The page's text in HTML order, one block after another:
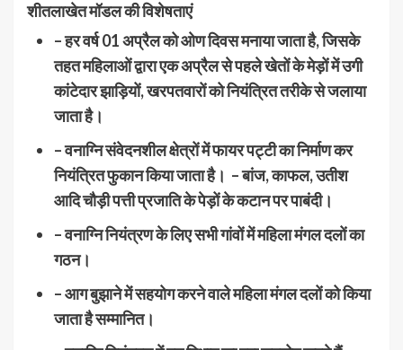
शीतलाखेत मॉडल की विशेषताएं
– हर वर्ष 01 अप्रैल को ओण दिवस मनाया जाता है, जिसके
तहत महिलाओं द्वारा एक अप्रैल से पहले खेतों के मेड़ों में उगी
कांटेदार झाड़ियों, खरपतवारों को नियंत्रित तरीके से जलाया
जाता है।
– वनाग्नि संवेदनशील क्षेत्रों में फायर पट्टी का निर्माण कर
नियंत्रित फुकान किया जाता है। – बांज, काफल, उतीश
आदि चौड़ी पत्ती प्रजाति के पेड़ों के कटान पर पाबंदी।
– वनाग्नि नियंत्रण के लिए सभी गांवों में महिला मंगल दलों का
गठन।
– आग बुझाने में सहयोग करने वाले महिला मंगल दलों को किया
जाता है सम्मानित।